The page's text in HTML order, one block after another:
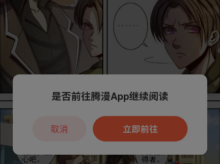
是否前往腾漫App继续阅读
立即前往
取消